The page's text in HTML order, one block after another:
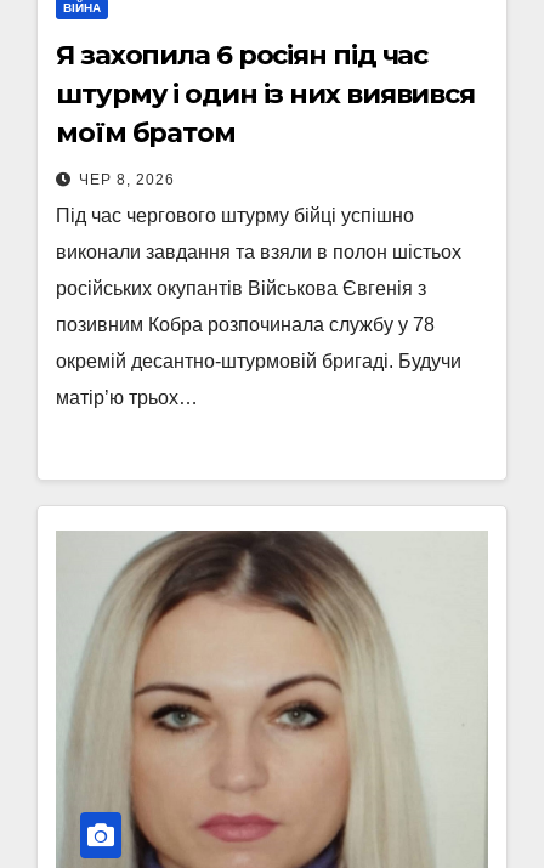
ВІЙНА
Я захопила 6 росіян під час
штурму і один із них виявився
моїм братом
ЧЕР 8, 2026
Під час чергового штурму бійці успішно
виконали завдання та взяли в полон шістьох
російських окупантів Військова Євгенія з
позивним Кобра розпочинала службу у 78
окремій десантно-штурмовій бригаді. Будучи
матір’ю трьох…